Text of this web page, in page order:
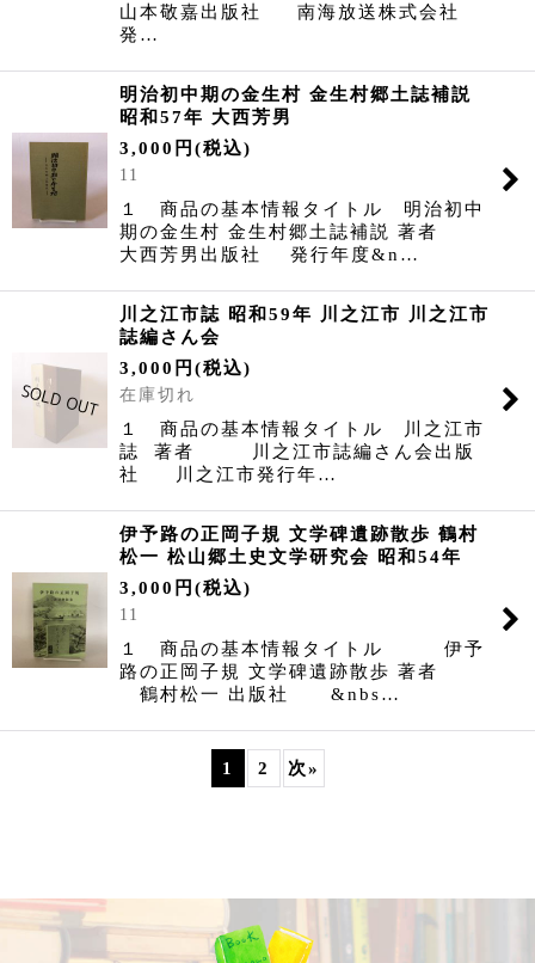
山本敬嘉出版社 南海放送株式会社
発…
明治初中期の金生村 金生村郷土誌補説
昭和57年 大西芳男
3,000 円 (税込)
11
１ 商品の基本情報タイトル 明治初中
期の金生村 金生村郷土誌補説 著者
大西芳男出版社 発行年度&n…
川之江市誌 昭和59年 川之江市 川之江市
誌編さん会
3,000 円 (税込)
在庫切れ
１ 商品の基本情報タイトル 川之江市
誌 著者 川之江市誌編さん会出版
社 川之江市発行年…
伊予路の正岡子規 文学碑遺跡散歩 鶴村
松一 松山郷土史文学研究会 昭和54年
3,000 円 (税込)
11
１ 商品の基本情報タイトル 伊予
路の正岡子規 文学碑遺跡散歩 著者
鶴村松一 出版社 &nbs…
1 2 次»